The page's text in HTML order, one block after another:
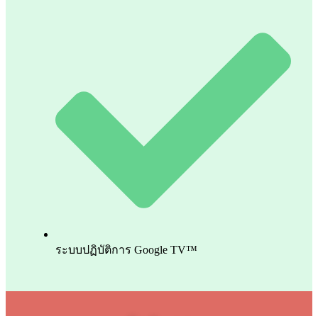
ระบบปฏิบัติการ Google TV™